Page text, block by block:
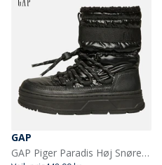
GAP
GAP Piger Paradis Høj Snøre Snesko Sort